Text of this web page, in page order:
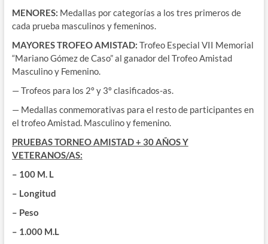
MENORES: Medallas por categorías a los tres primeros de
cada prueba masculinos y femeninos.
MAYORES TROFEO AMISTAD: Trofeo Especial VII Memorial
“Mariano Gómez de Caso” al ganador del Trofeo Amistad
Masculino y Femenino.
— Trofeos para los 2º y 3º clasificados-as.
— Medallas conmemorativas para el resto de participantes en
el trofeo Amistad. Masculino y femenino.
PRUEBAS TORNEO AMISTAD + 30 AÑOS Y
VETERANOS/AS:
– 100 M. L
– Longitud
– Peso
– 1.000 M.L